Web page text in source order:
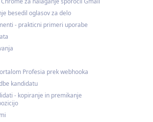
besedil oglasov za delo
- prakticni primeri uporabe
Profesia prek webhooka
kandidatu
- kopiranje in premikanje